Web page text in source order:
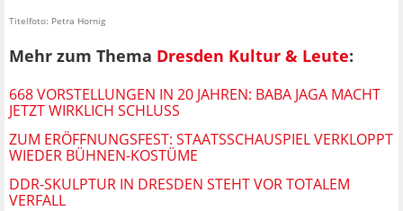
Titelfoto: Petra Hornig
Mehr zum Thema Dresden Kultur & Leute:
668 VORSTELLUNGEN IN 20 JAHREN: BABA JAGA MACHT
JETZT WIRKLICH SCHLUSS
ZUM ERÖFFNUNGSFEST: STAATSSCHAUSPIEL VERKLOPPT
WIEDER BÜHNEN-KOSTÜME
DDR-SKULPTUR IN DRESDEN STEHT VOR TOTALEM
VERFALL